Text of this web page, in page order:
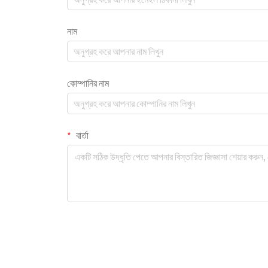
নাম
কোম্পানির নাম
বার্তা